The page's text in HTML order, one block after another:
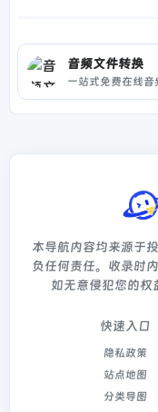
音频文件转换
本导航内容均来源于
负任何责任。收录时
如无意侵犯您的权
快速入口
隐私政策
站点地图
分类导图